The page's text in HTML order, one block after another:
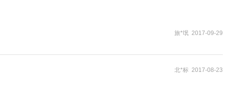
旅*氓 2017-09-29
北*标 2017-08-23